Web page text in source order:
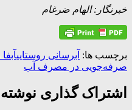
خبرنگار: الهام ضرغام
برچسب ها: آبرسانی روستایی
صرفه‌جویی در مصرف آب
اشتراک گذاری نوشته